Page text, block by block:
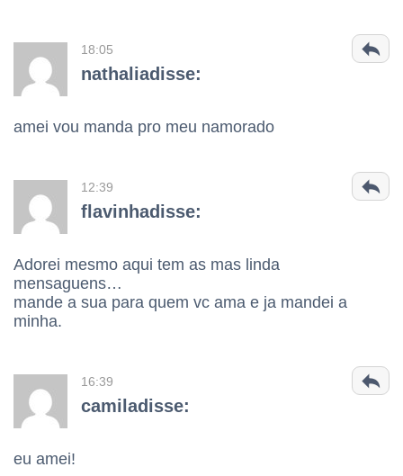
18:05
nathaliadisse:
amei vou manda pro meu namorado
12:39
flavinhadisse:
Adorei mesmo aqui tem as mas linda
mensaguens…
mande a sua para quem vc ama e ja mandei a
minha.
16:39
camiladisse:
eu amei!